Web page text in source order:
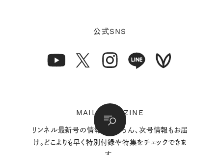
公式SNS
MAIL MAGAZINE
リンネル最新号の情報はもちろん、次号情報もお届
け。どこよりも早く特別付録や特集をチェックできま